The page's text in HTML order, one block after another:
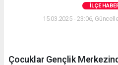
İLÇE
15.03.2025 - 23:06,
Çocuklar Gençlik